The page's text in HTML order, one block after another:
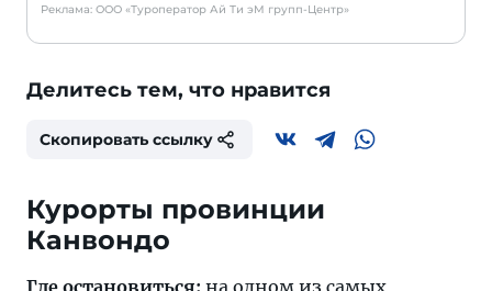
Реклама: ООО «Туроператор Ай Ти эМ групп-Центр»
Делитесь тем, что нравится
Скопировать ссылку
Курорты провинции
Канвондо
Где остановиться: на одном из самых